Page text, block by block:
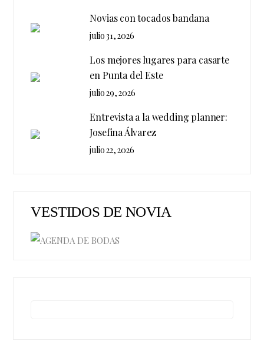
Novias con tocados bandana
julio 31, 2026
Los mejores lugares para casarte
en Punta del Este
julio 29, 2026
Entrevista a la wedding planner:
Josefina Álvarez
julio 22, 2026
VESTIDOS DE NOVIA